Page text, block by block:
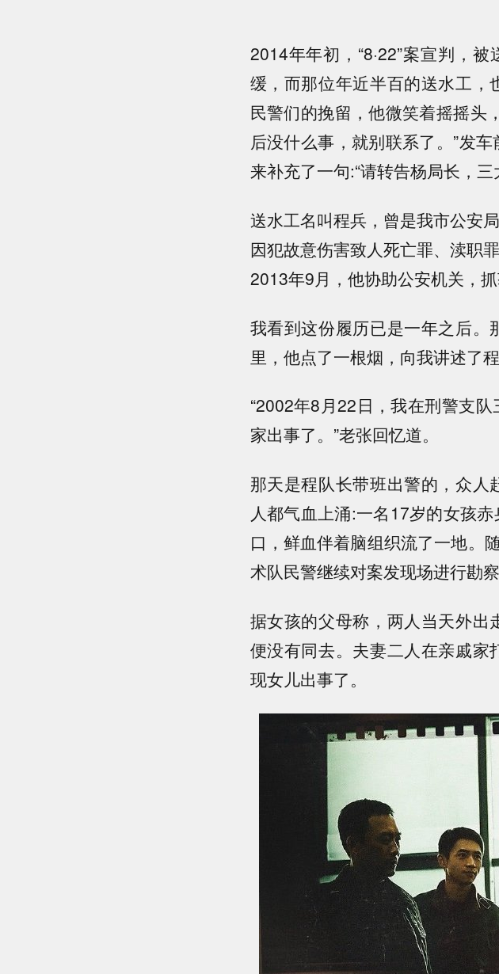
2014年年初，“8·22”案宣判，
缓，而那位年近半百的送水工
民警们的挽留，他微笑着摇摇头
后没什么事，就别联系了。”发
来补充了一句:“请转告杨局长，
送水工名叫程兵，曾是我市公安
因犯故意伤害致人死亡罪、渎职
2013年9月，他协助公安机关，抓
我看到这份履历已是一年之后
里，他点了一根烟，向我讲述了
“2002年8月22日，我在刑警支
家出事了。”老张回忆道。
那天是程队长带班出警的，众
人都气血上涌:一名17岁的女孩
口，鲜血伴着脑组织流了一地。
术队民警继续对案发现场进行勘察
据女孩的父母称，两人当天外
便没有同去。夫妻二人在亲戚
现女儿出事了。